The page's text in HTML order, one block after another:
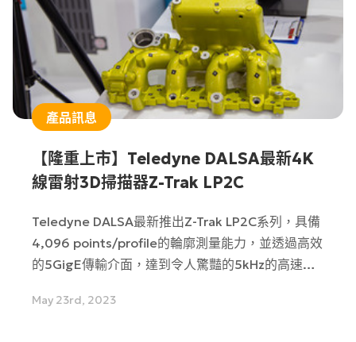
產品訊息
【隆重上市】Teledyne DALSA最新4K
線雷射3D掃描器Z-Trak LP2C
Teledyne DALSA最新推出Z-Trak LP2C系列，具備
4,096 points/profile的輪廓測量能力，並透過高效
的5GigE傳輸介面，達到令人驚豔的5kHz的高速掃
性且精準的3D測量和檢查結果，無論細節或整體都
May 23rd, 2023